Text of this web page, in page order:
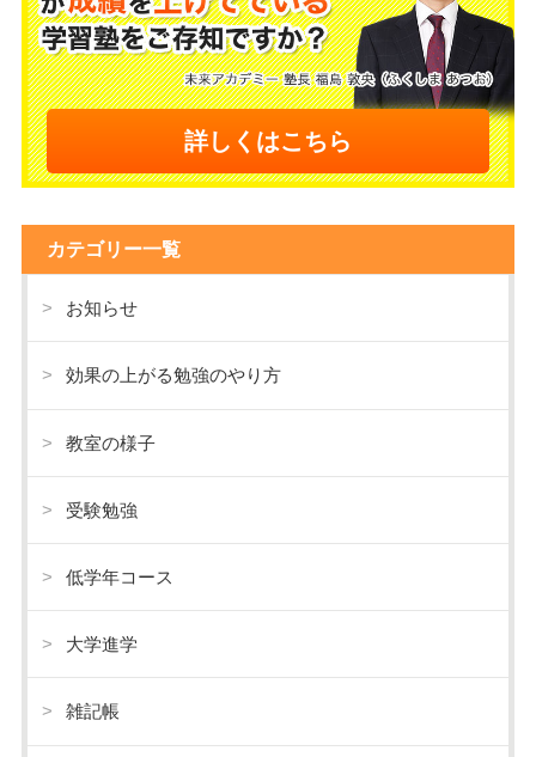
詳しくはこちら
カテゴリー一覧
お知らせ
効果の上がる勉強のやり方
教室の様子
受験勉強
低学年コース
大学進学
雑記帳